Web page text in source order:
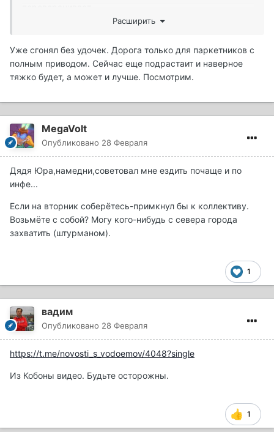
Расширить
Уже сгонял без удочек. Дорога только для паркетников с
полным приводом. Сейчас еще подрастаит и наверное
тяжко будет, а может и лучше. Посмотрим.
MegaVolt
Опубликовано 28 Февраля
Дядя Юра,намедни,советовал мне ездить почаще и по
инфе...
Если на вторник соберётесь-примкнул бы к коллективу.
Возьмёте с собой? Могу кого-нибудь с севера города
захватить (штурманом).
1
вадим
Опубликовано 28 Февраля
https://t.me/novosti_s_vodoemov/4048?single
Из Кобоны видео. Будьте осторожны.
1